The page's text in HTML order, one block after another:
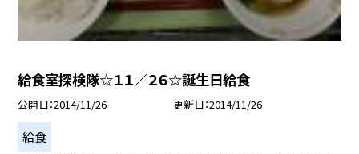
給食室探検隊☆１１／２６☆誕生日給食
公開日 2014/11/26 更新日 2014/11/26
給食